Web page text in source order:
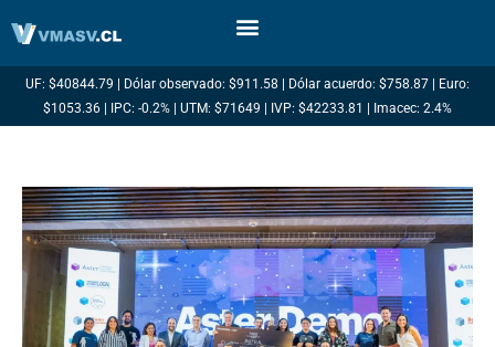
UF: $40844.79 | Dólar observado: $911.58 | Dólar acuerdo: $758.87 | Euro:
$1053.36 | IPC: -0.2% | UTM: $71649 | IVP: $42233.81 | Imacec: 2.4%